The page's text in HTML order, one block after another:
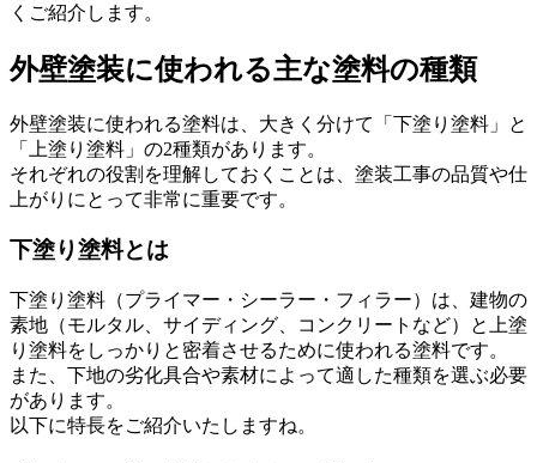
くご紹介します。
外壁塗装に使われる主な塗料の種類
外壁塗装に使われる塗料は、大きく分けて「下塗り塗料」と
「上塗り塗料」の2種類があります。
それぞれの役割を理解しておくことは、塗装工事の品質や仕
上がりにとって非常に重要です。
下塗り塗料とは
下塗り塗料（プライマー・シーラー・フィラー）は、建物の
素地（モルタル、サイディング、コンクリートなど）と上塗
り塗料をしっかりと密着させるために使われる塗料です。
また、下地の劣化具合や素材によって適した種類を選ぶ必要
があります。
以下に特長をご紹介いたしますね。